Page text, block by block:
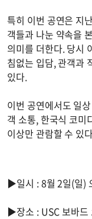
특히 이번 공연은 지
객들과 나눈 약속을
의미를 더한다. 당시
침없는 입담, 관객과
있다.
이번 공연에서도 일
객 소통, 한국식 코미
이상만 관람할 수 있
▶일시 : 8월 2일(일)
▶장소 : USC 보바드